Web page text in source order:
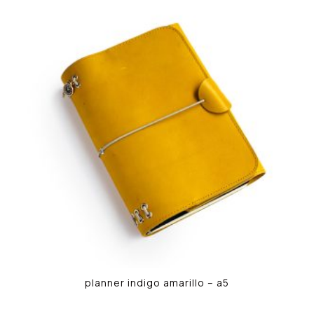
planner indigo amarillo – a5